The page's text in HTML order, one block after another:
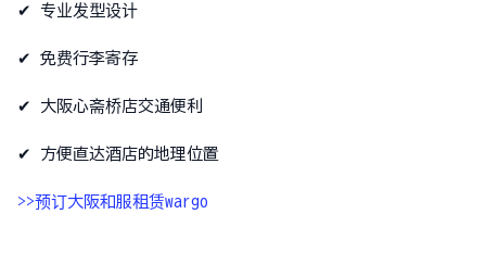
✔ 专业发型设计
✔ 免费行李寄存
✔ 大阪心斋桥店交通便利
✔ 方便直达酒店的地理位置
>>预订大阪和服租赁wargo